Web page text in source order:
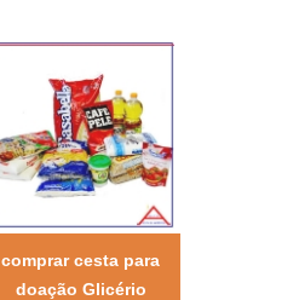
comprar cesta para
doação Glicério